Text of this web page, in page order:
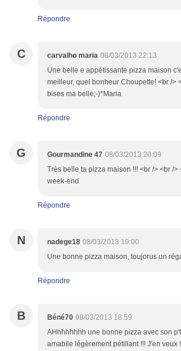
Répondre
C carvalho maria 08/03/2013 22:13
Une belle e appétissante pizza maison
meilleur, quel bonheur Choupette! <br />
bises ma belle;-)*Maria
Répondre
G Gourmandine 47 08/03/2013 20:09
Très belle ta pizza maison !!! <br /> <br />
week-end
Répondre
N nadege18 08/03/2013 19:00
Une bonne pizza maison, toujorus un
Répondre
B Béné70 08/03/2013 18:59
AHhhhhhhh une bonne pizza avec son
amabile légèrement pétillant !!! J'en veux